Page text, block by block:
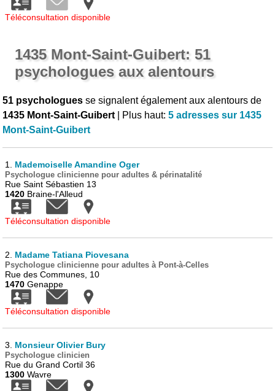
Téléconsultation disponible
1435 Mont-Saint-Guibert: 51
psychologues aux alentours
51 psychologues se signalent également aux alentours de
1435 Mont-Saint-Guibert | Plus haut:5 adresses sur 1435
Mont-Saint-Guibert
1. Mademoiselle Amandine Oger
Psychologue clinicienne pour adultes & périnatalité
Rue Saint Sébastien 13
1420 Braine-l'Alleud
Téléconsultation disponible
2. Madame Tatiana Piovesana
Psychologue clinicienne pour adultes à Pont-à-Celles
Rue des Communes, 10
1470 Genappe
Téléconsultation disponible
3. Monsieur Olivier Bury
Psychologue clinicien
Rue du Grand Cortil 36
1300 Wavre